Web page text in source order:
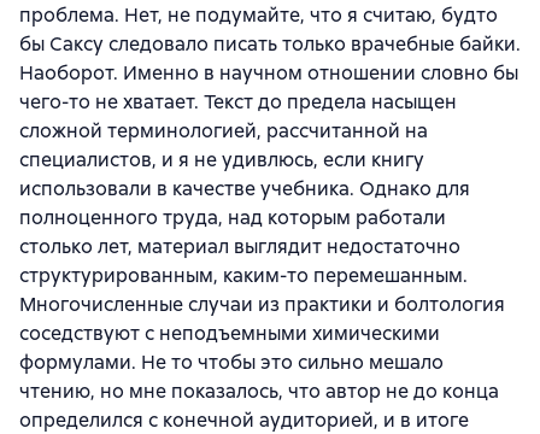
проблема. Нет, не подумайте, что я считаю, будто
бы Саксу следовало писать только врачебные байки.
Наоборот. Именно в научном отношении словно бы
чего-то не хватает. Текст до предела насыщен
сложной терминологией, рассчитанной на
специалистов, и я не удивлюсь, если книгу
использовали в качестве учебника. Однако для
полноценного труда, над которым работали
столько лет, материал выглядит недостаточно
структурированным, каким-то перемешанным.
Многочисленные случаи из практики и болтология
соседствуют с неподъемными химическими
формулами. Не то чтобы это сильно мешало
чтению, но мне показалось, что автор не до конца
определился с конечной аудиторией, и в итоге